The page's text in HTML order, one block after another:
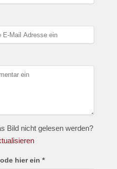
Bild nicht gelesen werden?
hier ein *